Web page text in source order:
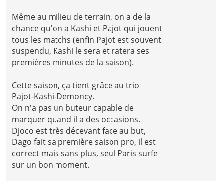
Même au milieu de terrain, on a de la
chance qu'on a Kashi et Pajot qui jouent
tous les matchs (enfin Pajot est souvent
suspendu, Kashi le sera et ratera ses
premières minutes de la saison).
Cette saison, ça tient grâce au trio
Pajot-Kashi-Demoncy.
On n'a pas un buteur capable de
marquer quand il a des occasions.
Djoco est très décevant face au but,
Dago fait sa première saison pro, il est
correct mais sans plus, seul Paris surfe
sur un bon moment.